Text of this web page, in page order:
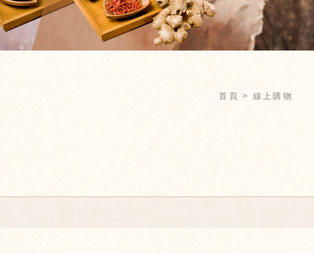
首頁 線上購物